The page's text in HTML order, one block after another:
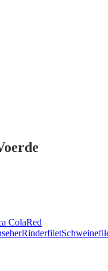
ColaRed
Rinderfilet